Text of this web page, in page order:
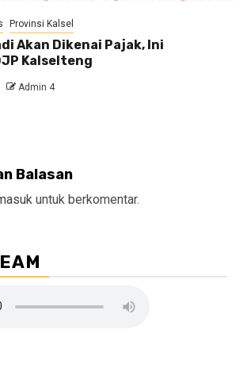
Provinsi Kalsel
Akan Dikenai Pajak, Ini
Kalselteng
Admin 4
Balasan
untuk berkomentar.